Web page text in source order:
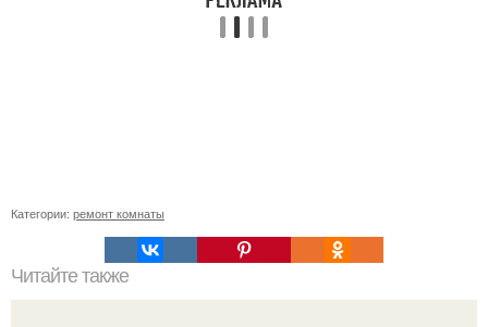
Категории: ремонт комнаты
Читайте также